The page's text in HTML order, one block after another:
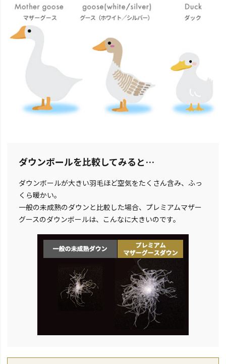
ダウンボールを比較してみると…
ダウンボールが大きい羽毛ほど空気をたくさん含み、ふっ
くら暖かい。
一般の未成熟のダウンと比較した場合、プレミアムマザー
グースのダウンボールは、こんなに大きいのです。